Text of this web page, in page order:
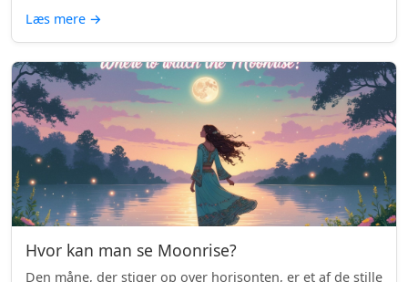
Læs mere →
Hvor kan man se Moonrise?
Den måne, der stiger op over horisonten, er et af de stille